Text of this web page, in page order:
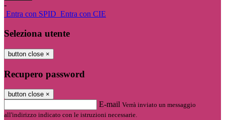
-
Entra con SPID Entra con CIE
Seleziona utente
button close ×
Recupero password
button close ×
E-mail Verrà inviato un messaggio
all'indirizzo indicato con le istruzioni necessarie.